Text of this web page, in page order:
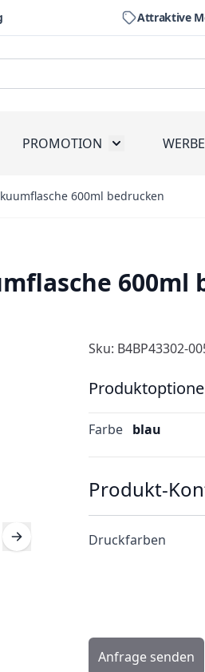
Attraktive
submenu for Drinkware
PROMOTION Toggle
600ml bedrucken
600ml
Sku: B4BP43302-
Farbe blau
Produkt-
Druckfarben
Anfrage senden